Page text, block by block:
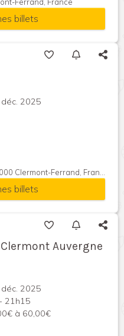
Ferrand, France
billets
2025
Clermont-Ferrand, France
billets
Auvergne
2025
21h15
à 60,00€